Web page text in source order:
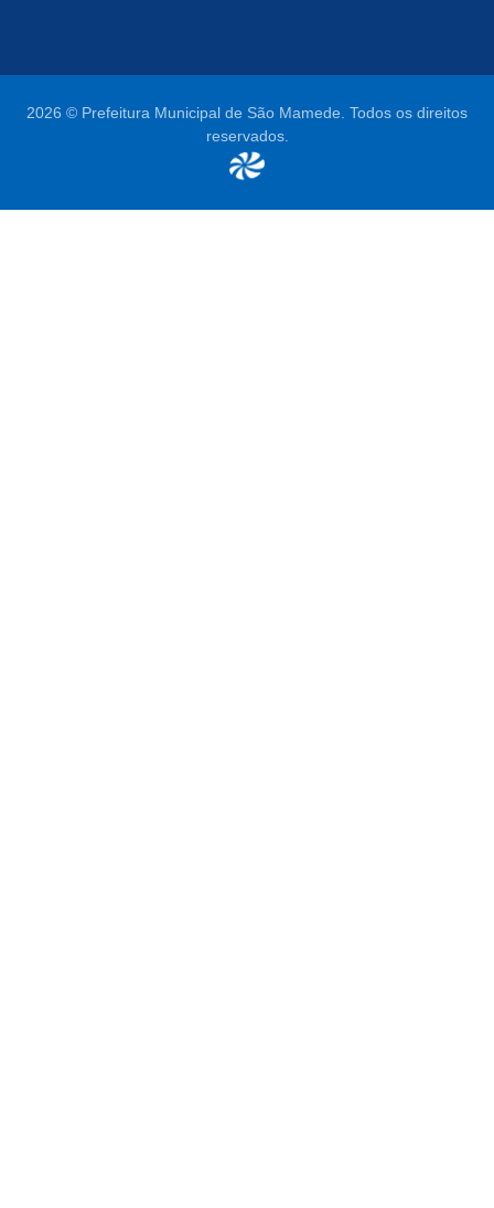
2026 © Prefeitura Municipal de São Mamede. Todos os direitos
reservados.